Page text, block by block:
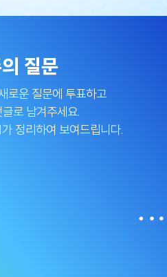
질문
로운 질문에 투표하고
로 남겨주세요.
정리하여 보여드립니다.